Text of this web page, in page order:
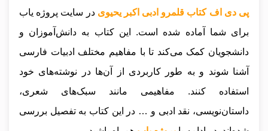
پی دی اف کتاب قلمرو ادبی اکبر یحیویدر سایت پروژه یاب
برای شما آماده شده است. این کتاب به دانش‌آموزان و
دانشجویان کمک می‌کند تا با مفاهیم مختلف ادبیات فارسی
آشنا شوند و به طور کاربردی از آن‌ها در نوشته‌های خود
استفاده کنند. مفاهیمی مانند سبک‌های شعری،
داستان‌نویسی، نقد ادبی و … در این کتاب به تفصیل بررسی